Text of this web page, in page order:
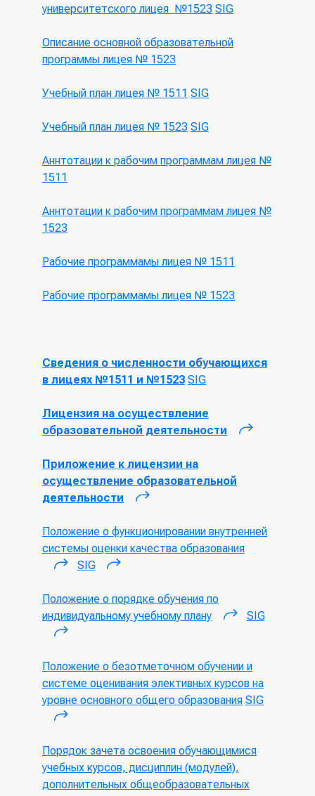
университетского лицея №1523 SIG
Описание основной образовательной
программы лицея № 1523
Учебный план лицея № 1511 SIG
Учебный план лицея № 1523 SIG
Аннтотации к рабочим программам лицея №
1511
Аннтотации к рабочим программам лицея №
1523
Рабочие программамы лицея № 1511
Рабочие программамы лицея № 1523
Сведения о численности обучающихся
в лицеях №1511 и №1523 SIG
Лицензия на осуществление
образовательной деятельности
(внешняя
Приложение к лицензии на
осуществление образовательной
деятельности
(внешняя ссылка)
Положение о функционировании внутренней
системы оценки качества образования
(внешняя ссылка)
SIG (внешняя ссылка)
Положение о порядке обучения по
индивидуальному учебному плану
(внешняя
SIG
(внешняя ссылка)
Положение о безотметочном обучении и
системе оценивания элективных курсов на
уровне основного общего образования SIG
(внешняя ссылка)
Порядок зачета освоения обучающимися
учебных курсов, дисциплин (модулей),
дополнительных общеобразовательных